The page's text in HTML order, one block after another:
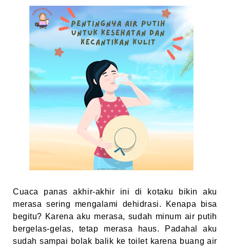
Cuaca panas akhir-akhir ini di kotaku bikin aku
merasa sering mengalami dehidrasi. Kenapa bisa
begitu? Karena aku merasa, sudah minum air putih
bergelas-gelas, tetap merasa haus. Padahal aku
sudah sampai bolak balik ke toilet karena buang air